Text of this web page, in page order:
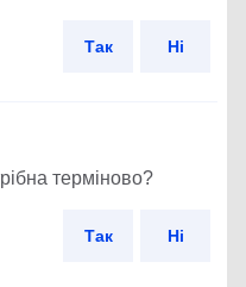
Так Ні
терміново?
Так Ні